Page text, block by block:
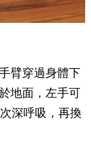
臂穿過身體下
地面，左手可
深呼吸，再換